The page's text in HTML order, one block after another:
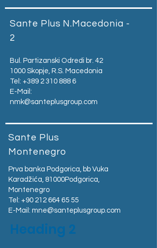
Sante Plus N.Macedonia -
2
Bul. Partizanski Odredi br. 42
1000 Skopje, R.S. Macedonia
Tel: +389 2 310 888 6
E-Mail:
nmk@santeplusgroup.com
Sante Plus
Montenegro
Prva banka Podgorica, bb Vuka
Karadžića, 81000Podgorica,
Montenegro​
Tel: +90 212 664 65 55
E-Mail: mne@santeplusgroup.com
Heading 2